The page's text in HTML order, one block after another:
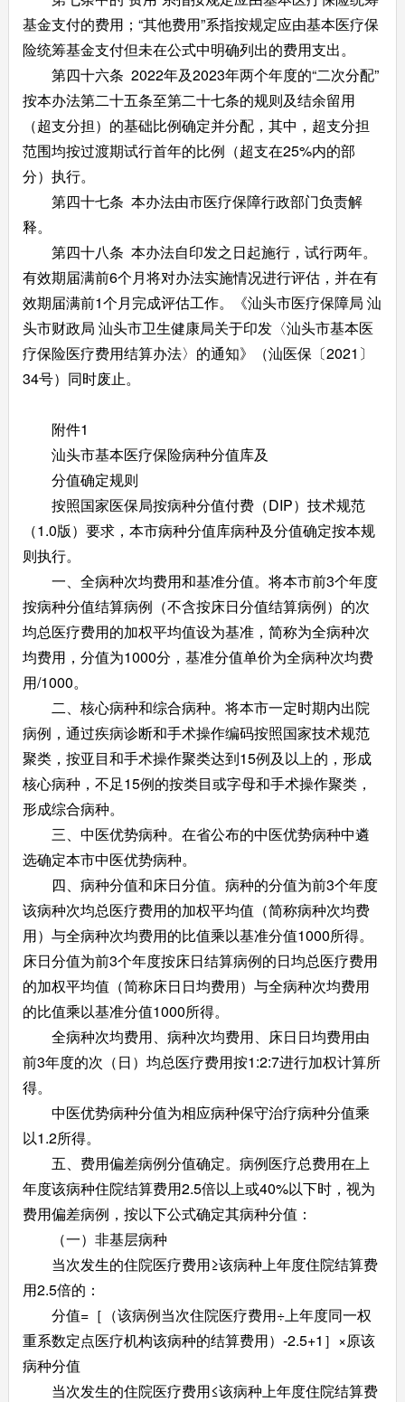
基金支付的费用；“其他费用”系指按规定应由基本医疗保
险统筹基金支付但未在公式中明确列出的费用支出。
第四十六条 2022年及2023年两个年度的“二次分配”
按本办法第二十五条至第二十七条的规则及结余留用
（超支分担）的基础比例确定并分配，其中，超支分担
范围均按过渡期试行首年的比例（超支在25%内的部
分）执行。
第四十七条 本办法由市医疗保障行政部门负责解
释。
第四十八条 本办法自印发之日起施行，试行两年。
有效期届满前6个月将对办法实施情况进行评估，并在有
效期届满前1个月完成评估工作。《汕头市医疗保障局 汕
头市财政局 汕头市卫生健康局关于印发〈汕头市基本医
疗保险医疗费用结算办法〉的通知》（汕医保〔2021〕
34号）同时废止。
附件1
汕头市基本医疗保险病种分值库及
分值确定规则
按照国家医保局按病种分值付费（DIP）技术规范
（1.0版）要求，本市病种分值库病种及分值确定按本规
则执行。
一、全病种次均费用和基准分值。将本市前3个年度
按病种分值结算病例（不含按床日分值结算病例）的次
均总医疗费用的加权平均值设为基准，简称为全病种次
均费用，分值为1000分，基准分值单价为全病种次均费
用/1000。
二、核心病种和综合病种。将本市一定时期内出院
病例，通过疾病诊断和手术操作编码按照国家技术规范
聚类，按亚目和手术操作聚类达到15例及以上的，形成
核心病种，不足15例的按类目或字母和手术操作聚类，
形成综合病种。
三、中医优势病种。在省公布的中医优势病种中遴
选确定本市中医优势病种。
四、病种分值和床日分值。病种的分值为前3个年度
该病种次均总医疗费用的加权平均值（简称病种次均费
用）与全病种次均费用的比值乘以基准分值1000所得。
床日分值为前3个年度按床日结算病例的日均总医疗费用
的加权平均值（简称床日日均费用）与全病种次均费用
的比值乘以基准分值1000所得。
全病种次均费用、病种次均费用、床日日均费用由
前3年度的次（日）均总医疗费用按1:2:7进行加权计算所
得。
中医优势病种分值为相应病种保守治疗病种分值乘
以1.2所得。
五、费用偏差病例分值确定。病例医疗总费用在上
年度该病种住院结算费用2.5倍以上或40%以下时，视为
费用偏差病例，按以下公式确定其病种分值：
（一）非基层病种
当次发生的住院医疗费用≥该病种上年度住院结算费
用2.5倍的：
分值=［（该病例当次住院医疗费用÷上年度同一权
重系数定点医疗机构该病种的结算费用）-2.5+1］×原该
病种分值
当次发生的住院医疗费用≤该病种上年度住院结算费